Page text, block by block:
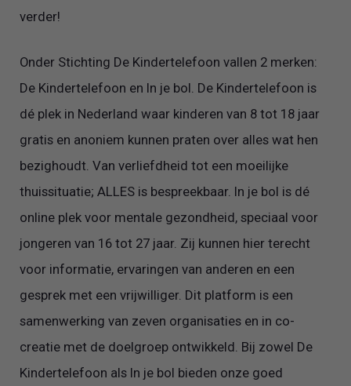
verder!
Onder Stichting De Kindertelefoon vallen 2 merken:
De Kindertelefoon en In je bol. De Kindertelefoon is
dé plek in Nederland waar kinderen van 8 tot 18 jaar
gratis en anoniem kunnen praten over alles wat hen
bezighoudt. Van verliefdheid tot een moeilijke
thuissituatie; ALLES is bespreekbaar. In je bol is dé
online plek voor mentale gezondheid, speciaal voor
jongeren van 16 tot 27 jaar. Zij kunnen hier terecht
voor informatie, ervaringen van anderen en een
gesprek met een vrijwilliger. Dit platform is een
samenwerking van zeven organisaties en in co-
creatie met de doelgroep ontwikkeld. Bij zowel De
Kindertelefoon als In je bol bieden onze goed